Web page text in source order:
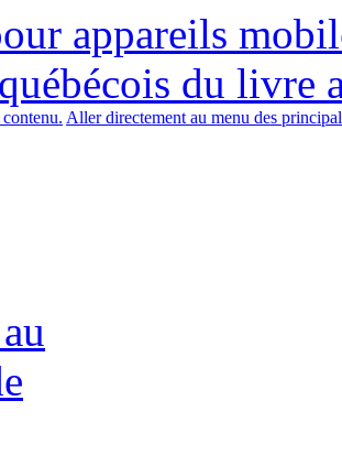
appareils
du livre
Aller directement au menu des